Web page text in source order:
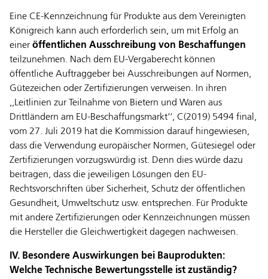
Eine CE-Kennzeichnung für Produkte aus dem Vereinigten
Königreich kann auch erforderlich sein, um mit Erfolg an
einer öffentlichen Ausschreibung von Beschaffungen
teilzunehmen. Nach dem EU-Vergaberecht können
öffentliche Auftraggeber bei Ausschreibungen auf Normen,
Gütezeichen oder Zertifizierungen verweisen. In ihren
,,Leitlinien zur Teilnahme von Bietern und Waren aus
Drittländern am EU-Beschaffungsmarkt‘‘, C(2019) 5494 final,
vom 27. Juli 2019 hat die Kommission darauf hingewiesen,
dass die Verwendung europäischer Normen, Gütesiegel oder
Zertifizierungen vorzugswürdig ist. Denn dies würde dazu
beitragen, dass die jeweiligen Lösungen den EU-
Rechtsvorschriften über Sicherheit, Schutz der öffentlichen
Gesundheit, Umweltschutz usw. entsprechen. Für Produkte
mit andere Zertifizierungen oder Kennzeichnungen müssen
die Hersteller die Gleichwertigkeit dagegen nachweisen.
IV. Besondere Auswirkungen bei Bauprodukten:
Welche Technische Bewertungsstelle ist zuständig?